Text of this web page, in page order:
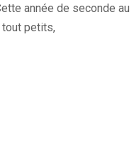
année de seconde au
petits,